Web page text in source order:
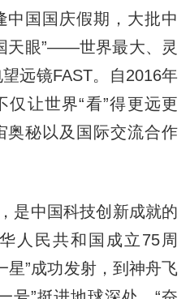
中国国庆假期，大批中
天眼”——世界最大、灵
远镜FAST。自2016年
仅让世界“看”得更远更
奥秘以及国际交流合作
中国科技创新成就的
人民共和国成立75周
星”成功发射，到神舟飞